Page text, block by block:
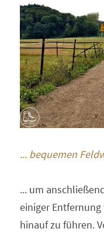
... bequemen
... um
einiger
hinauf zu führen.